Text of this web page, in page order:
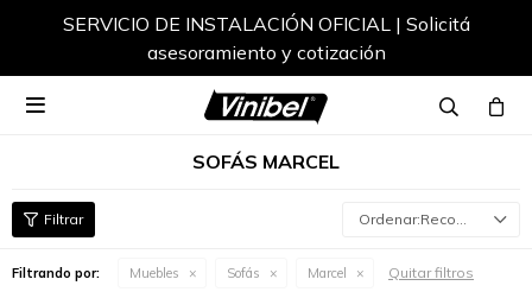
SERVICIO DE INSTALACIÓN OFICIAL | Solicitá
asesoramiento y cotización

SOFÁS MARCEL
Recomendados
Filtrando por: Muebles Sofás Marcel Quitar filtros